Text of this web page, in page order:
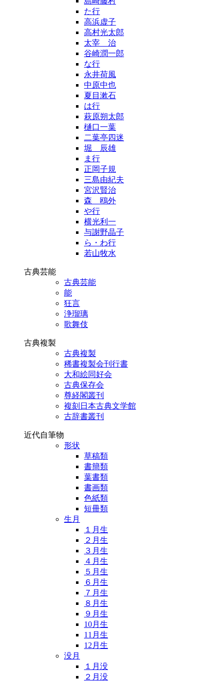
た行
高浜虚子
高村光太郎
太宰 治
谷崎潤一郎
な行
永井荷風
中原中也
夏目漱石
は行
萩原朔太郎
樋口一葉
二葉亭四迷
堀 辰雄
ま行
正岡子規
三島由紀夫
宮沢賢治
森 鴎外
や行
横光利一
与謝野晶子
ら・わ行
若山牧水
古典芸能
古典芸能
能
狂言
浄瑠璃
歌舞伎
古典複製
古典複製
稀書複製会刊行書
大和絵同好会
古典保存会
尊経閣叢刊
複刻日本古典文学館
古辞書叢刊
近代自筆物
形状
草稿類
書簡類
葉書類
書画類
色紙類
短冊類
生月
１月生
２月生
３月生
４月生
５月生
６月生
７月生
８月生
９月生
10月生
11月生
12月生
没月
１月没
２月没